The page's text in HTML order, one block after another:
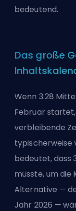
bedeutend.
Das große
Wenn 3.28
Februar
verbleibende
typischerweise
bedeutet, dass
müsste, um die
Alternative —
Jahr 2026 —